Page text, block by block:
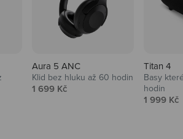
Aura 5 ANC
Klid bez hluku až 60 hodin
Prodejní cena
1 699 Kč
Titan 4
Basy
hodin
Prodejní
1 999 Kč